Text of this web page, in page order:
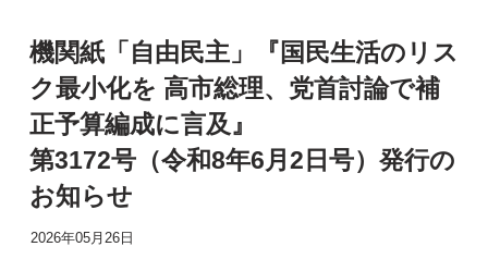
寄付
J-NSC
機関紙誌
機関紙「自由民主」『国民生活のリス
ク最小化を 高市総理、党首討論で補
正予算編成に言及』
第3172号（令和8年6月2日号）発行の
お知らせ
2026年05月26日